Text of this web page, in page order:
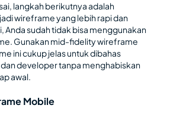
langkah berikutnya adalah
wireframe yang lebih rapi dan
Anda sudah tidak bisa menggunakan
Gunakan mid-fidelity wireframe
ini cukup jelas untuk dibahas
developer tanpa menghabiskan
awal.
Mobile